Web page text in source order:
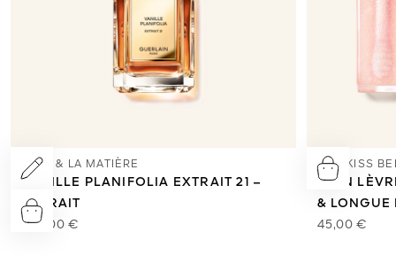
L'ART & LA MATIÈRE
VANILLE PLANIFOLIA EXTRAIT 21 –
EXTRAIT
550,00 €
KISSKISS
SOIN
& LONGUE
45,00 €